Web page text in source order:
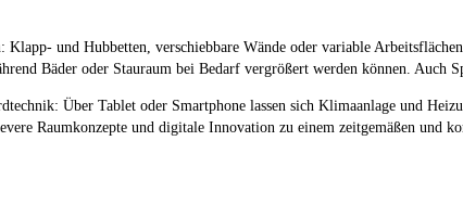
und Hubbetten, verschiebbare Wände oder variable
Bäder oder Stauraum bei Bedarf vergrößert werden können. Auch
Über Tablet oder Smartphone lassen sich Klimaanlage und
Raumkonzepte und digitale Innovation zu einem zeitgemäßen und